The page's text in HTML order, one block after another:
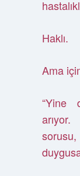
Haklı.
Ama
“Yine